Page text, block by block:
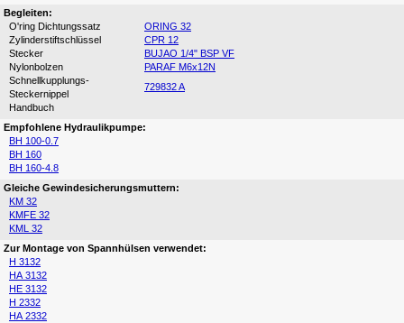
Begleiten:
O'ring Dichtungssatz
ORING 32
Zylinderstiftschlüssel
CPR 12
Stecker
BUJAO 1/4" BSP VF
Nylonbolzen
PARAF M6x12N
Schnellkupplungs-
Steckernippel
729832 A
Handbuch
Empfohlene Hydraulikpumpe:
BH 100-0.7
BH 160
BH 160-4.8
Gleiche Gewindesicherungsmuttern:
KM 32
KMFE 32
KML 32
Zur Montage von Spannhülsen verwendet:
H 3132
HA 3132
HE 3132
H 2332
HA 2332